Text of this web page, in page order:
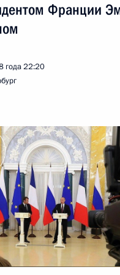
Франции
года22:20